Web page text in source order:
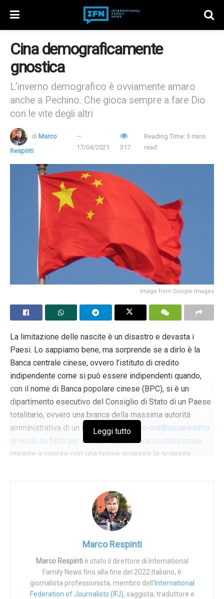
Cina demograficamente
gnostica
L’inverno demografico è ovviamente amaro
anche a Pechino. Che gioca sempre a fare Dio
con le vite degli altri
di Marco
Respinti
17/04/2021 317
Reading Time: 3 mins
read
Image from Google Images
La limitazione delle nascite è un disastro e devasta i
Paesi. Lo sappiamo bene, ma sorprende se a dirlo è la
Banca centrale cinese, ovvero l’istituto di credito
indipendente come si può essere indipendenti quando,
con il nome di Banca popolare cinese (BPC), si è un
dipartimento esecutivo del Consiglio di Stato di un Paese
totalitario, ovvero una branca della massima autorità
amministrativa di un Paese che del
neo-malthusianesimo
omicida ha fatto per decenni una politica costituzionale
mirante a coprire con una nuova sciagura la sciagura
BPC hanno prodotto uno studio datato 26
marzo e reso pubblico il 14 aprileche fotografa
impietosamente il Paese dopo decenni di aborti forzati e
drasticamente rotta. La Cina ha accumulato un ritardo
demografico enorme, la sua popolazione sta
sensibilmente invecchiando e, secondo le previsioni, ora
Leggi tutto
Marco Respinti
Marco Respintiè stato il direttore di International
Family News fino alla fine del 2022.Italiano, è
giornalista professionista, membro dell’ International
Federation of Journalists (IFJ), saggista, traduttore e